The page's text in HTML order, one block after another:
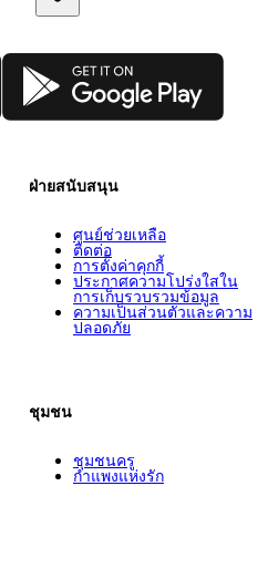
Google Play
ฝ่ายสนับสนุน
ศูนย์ช่วยเหลือ
ติดต่อ
การตั้งค่าคุกกี้
ประกาศความโปร่งใสใน
การเก็บรวบรวมข้อมูล
ความเป็นส่วนตัวและความ
ปลอดภัย
ชุมชน
ชุมชนครู
กำแพงแห่งรัก